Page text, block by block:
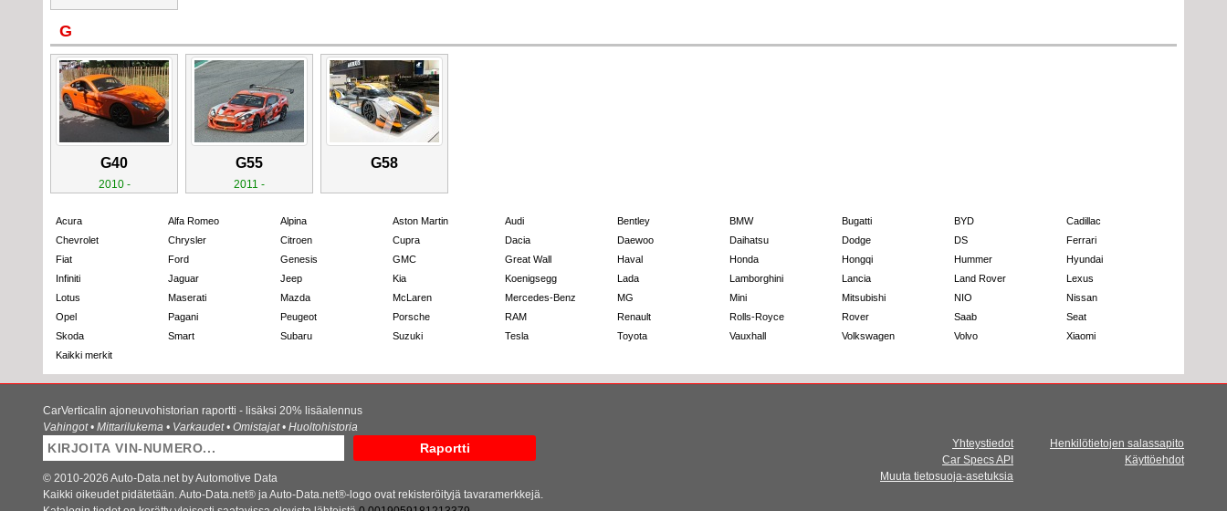
G
G40
2010 -
G55
2011 -
G58
Acura Alfa Romeo Alpina Aston Martin Audi Bentley BMW Bugatti BYD
Cadillac
Chevrolet
Chrysler Citroen Cupra Dacia Daewoo Daihatsu Dodge DS
Ferrari
Fiat
Ford Genesis GMC Great Wall Haval Honda Hongqi Hummer
Hyundai
Infiniti
Jaguar Jeep Kia Koenigsegg Lada Lamborghini Lancia Land Rover
Lexus
Lotus
Maserati Mazda McLaren Mercedes-Benz MG Mini Mitsubishi NIO
Nissan
Opel
Pagani Peugeot Porsche RAM Renault Rolls-Royce Rover Saab
Seat
Skoda
Smart Subaru Suzuki Tesla Toyota Vauxhall Volkswagen Volvo
Xiaomi
Kaikki merkit
CarVerticalin ajoneuvohistorian raportti - lisäksi 20% lisäalennus
Vahingot • Mittarilukema • Varkaudet • Omistajat • Huoltohistoria
Raportti
Henkilötietojen salassapito
Käyttöehdot
Yhteystiedot
Car Specs API
Muuta tietosuoja-asetuksia
© 2010-2026 Auto-Data.net by Automotive Data
Kaikki oikeudet pidätetään. Auto-Data.net® ja Auto-Data.net®-logo ovat rekisteröityjä tavaramerkkejä.